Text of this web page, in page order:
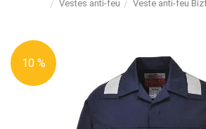
Vestes anti-feu
Veste anti-feu
10 %